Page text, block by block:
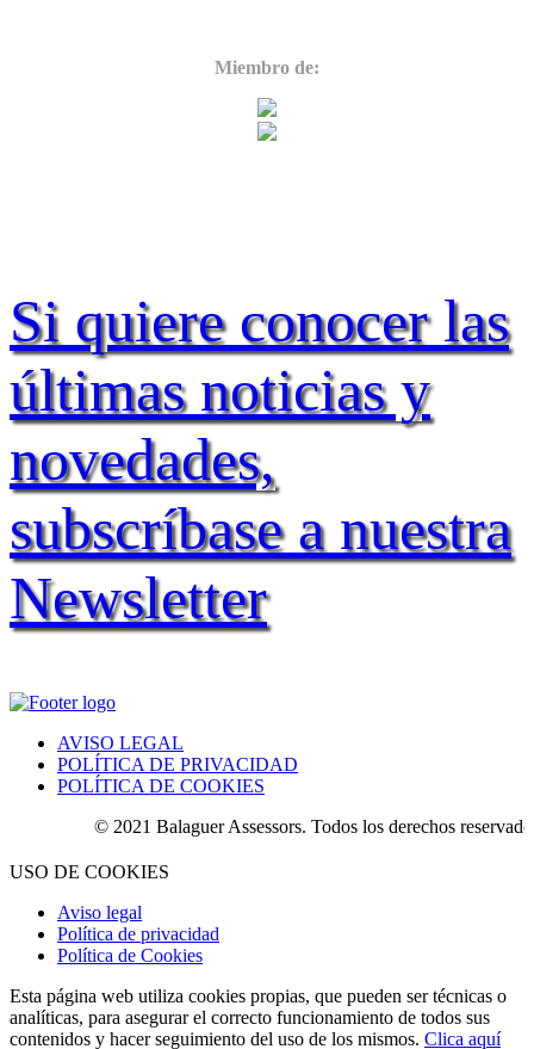
Miembro de:
Si quiere conocer las
últimas noticias y
novedades,
subscríbase a nuestra
Newsletter
AVISO LEGAL
POLÍTICA DE PRIVACIDAD
POLÍTICA DE COOKIES
© 2021 Balaguer Assessors. Todos los derechos reservados.
USO DE COOKIES
Aviso legal
Política de privacidad
Política de Cookies
Esta página web utiliza cookies propias, que pueden ser técnicas o
analíticas, para asegurar el correcto funcionamiento de todos sus
contenidos y hacer seguimiento del uso de los mismos. Clica aquí